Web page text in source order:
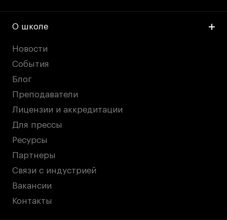
О школе
Новости
События
Блог
Преподаватели
Лицензии и аккредитации
Для прессы
Ресурсы
Партнеры
Связи с индустрией
Вакансии
Контакты